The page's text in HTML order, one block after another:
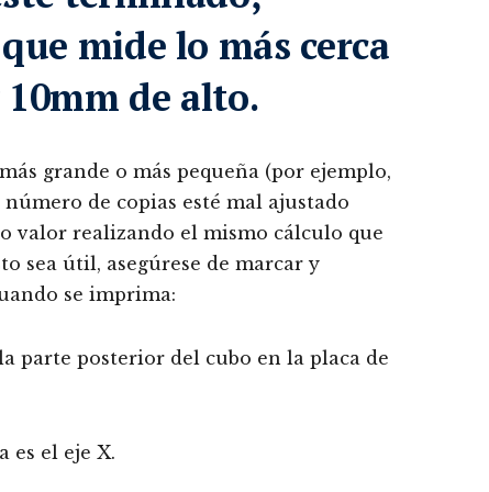
mide lo más cerca
de alto.
grande o más pequeña (por ejemplo,
de copias esté mal ajustado
valor realizando el mismo cálculo que
sea útil, asegúrese de marcar y
se imprima:
parte posterior del cubo en la placa de
es el eje X.